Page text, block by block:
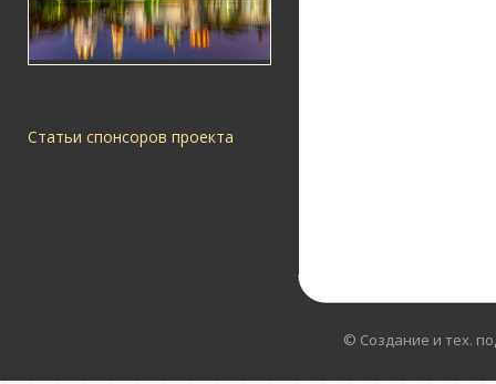
Статьи спонсоров проекта
© Создание и тех.